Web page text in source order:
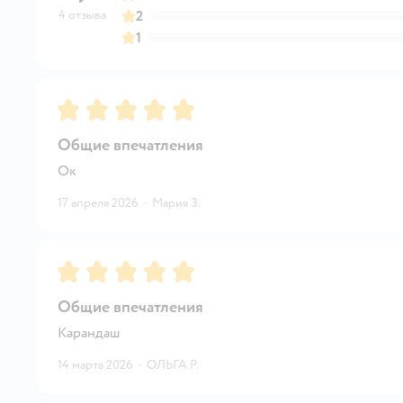
4 отзыва
2
1
Рейтинг:5
Общие впечатления
Ок
17 апреля 2026 · Мария З.
Рейтинг:5
Общие впечатления
Карандаш
14 марта 2026 · ОЛЬГА Р.